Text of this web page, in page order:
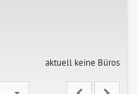
aktuell keine Büros